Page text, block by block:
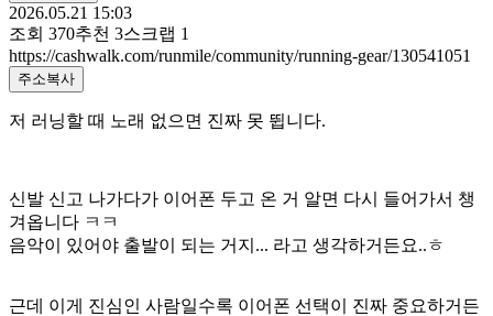
2026.05.21 15:03
조회 370추천 3스크랩 1
https://cashwalk.com/runmile/community/running-gear/130541051
주소복사
저 러닝할 때 노래 없으면 진짜 못 뜁니다.
신발 신고 나가다가 이어폰 두고 온 거 알면 다시 들어가서 챙
겨옵니다 ㅋㅋ
음악이 있어야 출발이 되는 거지... 라고 생각하거든요..ㅎ
근데 이게 진심인 사람일수록 이어폰 선택이 진짜 중요하거든